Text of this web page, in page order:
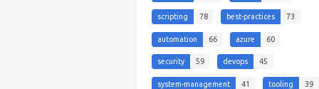
scripting 78 best-practices 73
automation 66 azure 60
security 59 devops 45
system-management 41 tooling 39